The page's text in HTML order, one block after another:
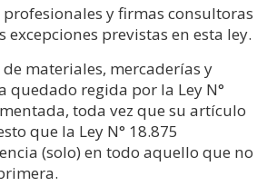
y firmas consultoras
excepciones previstas en esta ley.
materiales, mercaderías y
quedado regida por la Ley N°
toda vez que su artículo
que la Ley N° 18.875
(solo) en todo aquello que no